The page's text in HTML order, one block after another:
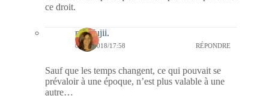
ce droit.
missfujii.
09/09/2018/17:58 RÉPONDRE
Sauf que les temps changent, ce qui pouvait se
prévaloir à une époque, n’est plus valable à une
autre…